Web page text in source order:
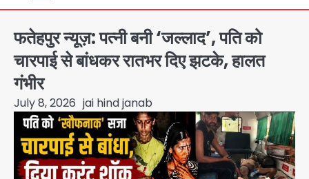
फतेहपुर न्यूज़: पत्नी बनी ‘जल्लाद’, पति को
चारपाई से बांधकर रातभर दिए झटके, हालत
गंभीर
July 8, 2026 jai hind janab